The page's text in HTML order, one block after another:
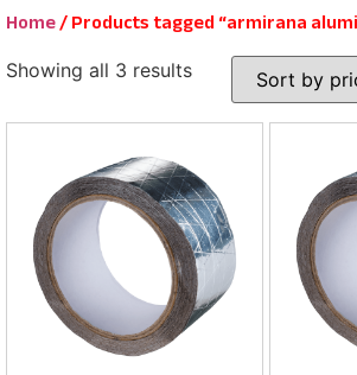
Home / Products tagged “armirana
Showing all 3 results